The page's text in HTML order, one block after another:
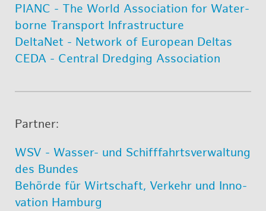
PIANC - The World As­so­cia­ti­on for Wa­ter­
bor­ne Trans­port In­fra­struc­tu­re
Del­ta­Net - Net­work of Eu­ro­pean Del­tas
CEDA - Cen­tral Dred­ging As­so­cia­ti­on
Part­ner:
WSV - Was­ser- und Schiff­fahrts­ver­wal­tung
des Bun­des
Be­hör­de für Wirt­schaft, Ver­kehr und In­no­
va­ti­on Ham­burg